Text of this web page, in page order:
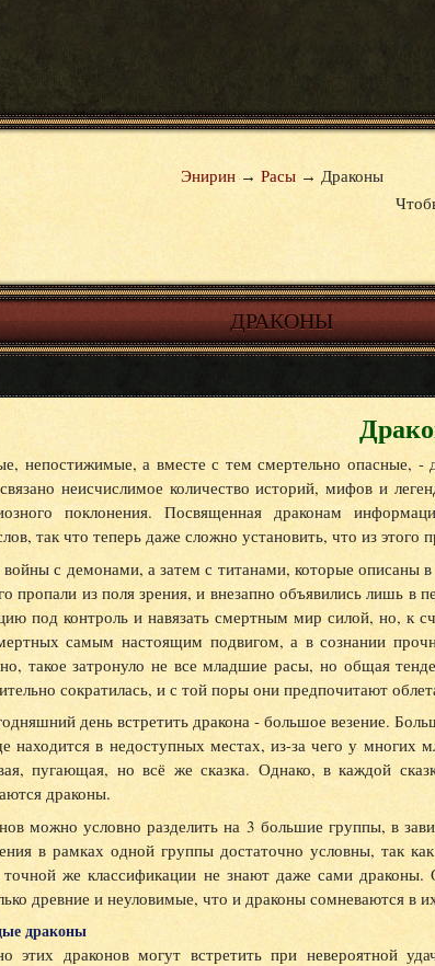
ДРАКОНЫ
Энирин → Расы → Драконы
непостижимые, а вместе с тем смертельно опасные,
неисчислимое количество историй, мифов и
поклонения. Посвященная драконам
так что теперь даже сложно установить, что из этого
с демонами, а затем с титанами, которые описаны
пропали из поля зрения, и внезапно объявились лишь в
под контроль и навязать смертным мир силой, но, к
самым настоящим подвигом, а в сознании
такое затронуло не все младшие расы, но общая
сократилась, и с той поры они предпочитают
день встретить дракона - большое везение.
находится в недоступных местах, из-за чего у многих
пугающая, но всё же сказка. Однако, в каждой
драконы.
можно условно разделить на 3 большие группы, в
в рамках одной группы достаточно условны, так
же классификации не знают даже сами драконы.
древние и неуловимые, что и драконы сомневаются в
драконы
этих драконов могут встретить при невероятной